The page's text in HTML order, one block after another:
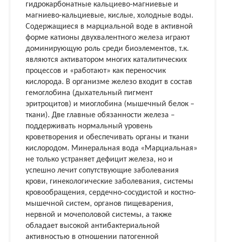
гидрокарбонатные кальциево-магниевые и
магниево-кальциевые, кислые, холодные воды.
Содержащиеся в марциальной воде в активной
форме катионы двухвалентного железа играют
доминирующую роль среди биоэлементов, т.к.
являются активатором многих каталитических
процессов и «работают» как переносчик
кислорода. В организме железо входит в состав
гемоглобина (дыхательный пигмент
эритроцитов) и миоглобина (мышечный белок –
ткани). Две главные обязанности железа –
поддерживать нормальный уровень
кроветворения и обеспечивать органы и ткани
кислородом. Минеральная вода «Марциальная»
не только устраняет дефицит железа, но и
успешно лечит сопутствующие заболевания
крови, гинекологические заболевания, системы
кровообращения, сердечно-сосудистой и костно-
мышечной систем, органов пищеварения,
нервной и мочеполовой системы, а также
обладает высокой антибактериальной
активностью в отношении патогенной